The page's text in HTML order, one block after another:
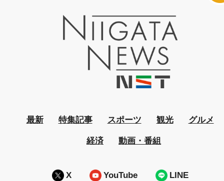
最新 特集記事 スポーツ 観光 グルメ
経済 動画・番組
X YouTube LINE